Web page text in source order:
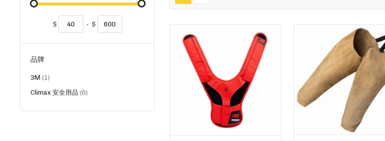
$ - $
品牌
3M 1貨
Climax 安全用品 6貨